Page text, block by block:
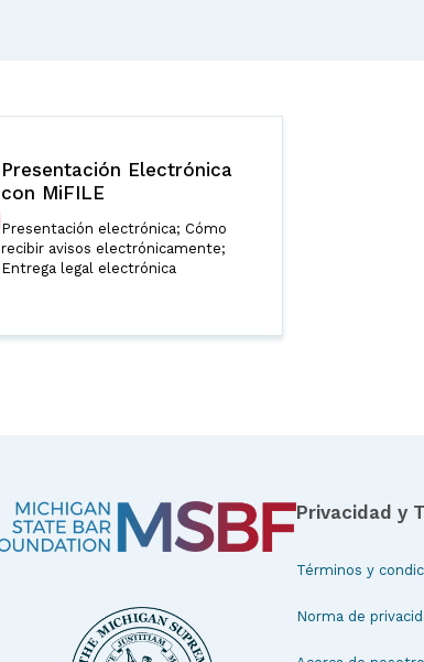
Presentación Electrónica
con MiFILE
Presentación electrónica; Cómo
recibir avisos electrónicamente;
Entrega legal electrónica
Privacidad y
Términos y
Norma de